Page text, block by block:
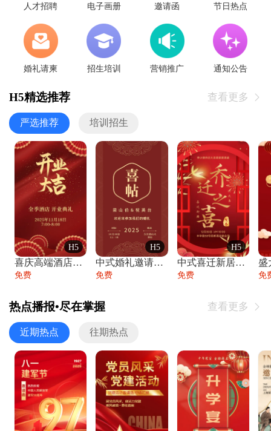
人才招聘 电子画册 邀请函 节日热点
婚礼请柬 招生培训 营销推广 通知公告
H5精选推荐 查看更多 
严选推荐 培训招生
H5
喜庆高端酒店开业大吉邀请函
免费
H5
中式婚礼邀请函中国风传统复古婚礼请柬请帖
免费
H5
中式喜迁新居乔迁之喜邀请函宴会请帖
免费 免
热点播报•尽在掌握 查看更多 
近期热点 往期热点